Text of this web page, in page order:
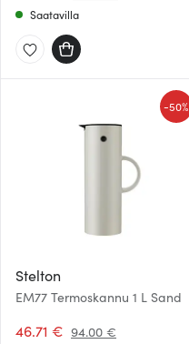
Saatavilla
Stelton
EM77 Termoskannu 1 L Sand
46.71 € 94.00 €
-50%